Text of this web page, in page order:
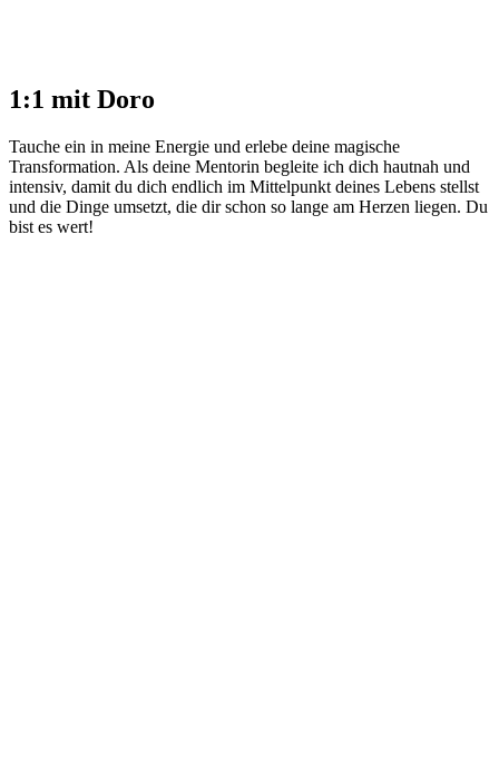
1:1 mit Doro
Tauche ein in meine Energie und erlebe deine magische
Transformation. Als deine Mentorin begleite ich dich hautnah und
intensiv, damit du dich endlich im Mittelpunkt deines Lebens stellst
und die Dinge umsetzt, die dir schon so lange am Herzen liegen. Du
bist es wert!